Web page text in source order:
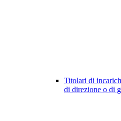
Titolari di
di direzione o di